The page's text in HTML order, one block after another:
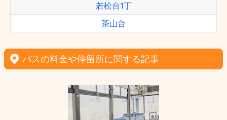
若松台1丁
茶山台
バスの料金や停留所に関する記事